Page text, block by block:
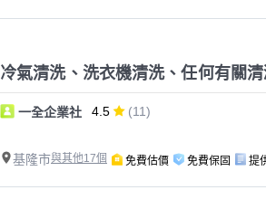
冷氣清洗、洗衣機清洗、任何有關
一全企業社 4.5 (11)
基隆市與其他17個 免費估價 免費保固 提